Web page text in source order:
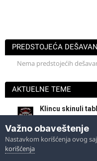
PREDSTOJEĆA
Nema predstojećih
AKTUELNE TEME
Klincu skinuli
auspuha
grof · NapisanoPetak u
Važno obaveštenje
Nastavkom korišćenja ovog
korišćenja